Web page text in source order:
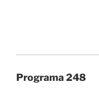
Programa 248